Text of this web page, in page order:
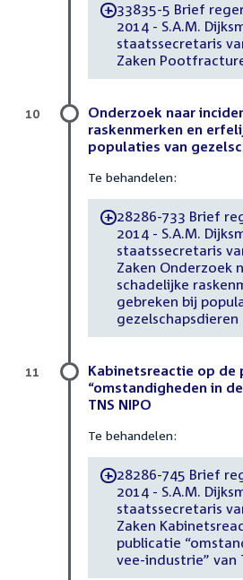
-33835-5 Brief
2014 - S.A.M.
staatssecretaris
Zaken
Onderzoek naar
raskenmerken en
populaties van
Te behandelen:
-28286-733 Brief
2014 - S.A.M.
staatssecretaris
Zaken Onderzoek
schadelijke
gebreken bij
gezelschapsdieren
10
Kabinetsreactie op de
“omstandigheden in
TNS NIPO
Te behandelen:
-28286-745 Brief
2014 - S.A.M.
staatssecretaris
Zaken
publicatie
vee-industrie” van
11